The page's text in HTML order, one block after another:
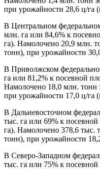
при урожайности 28,6 ц/га
В Центральном
млн. га или 84,6% к
га). Намолочено 20,9 млн.
тонн), при урожайности
В Приволжском
га или 81,2% к посевной
Намолочено 18,0 млн. тонн
при урожайности 17,0 ц/га
В Дальневосточном
тыс. га или 69% к
га). Намолочено 378,6 тыс.
тонн), при урожайности
В Северо-Западном
тыс. га или 75% к